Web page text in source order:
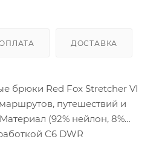
ДОСТАВКА
брюки Red Fox Stretcher VI
путешествий и
(92% нейлон, 8%
C6 DWR